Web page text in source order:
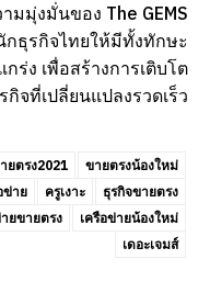
มุ่งมั่นของ The GEMS
ธุรกิจไทยให้มีทั้งทักษะ
ง เพื่อสร้างการเติบโต
จที่เปลี่ยนแปลงรวดเร็ว
ยตรง2021
ขายตรงน้องใหม่
ข่าย ครูเงาะ
ธุรกิจขายตรง
ยขายตรง
เครือข่ายน้องใหม่
เดอะเจมส์